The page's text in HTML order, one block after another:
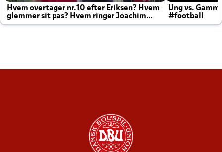
Hvem overtager nr.10 efter Eriksen? Hvem
glemmer sit pas? Hvem ringer Joachim
altid til efter kampe?
Ung vs.
#football